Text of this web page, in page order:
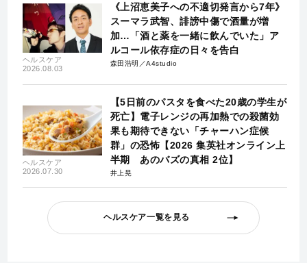
ヘルスケア
2026.08.03
《上沼恵美子への不適切発言から7年》
スーマラ武智、誹謗中傷で酒量が増
加…「酒と薬を一緒に飲んでいた」ア
ルコール依存症の日々を告白
森田浩明／A4studio
ヘルスケア
2026.07.30
【5日前のパスタを食べた20歳の学生が
死亡】電子レンジの再加熱での殺菌効
果も期待できない「チャーハン症候
群」の恐怖【2026 集英社オンライン上
半期 あのバズの真相 2位】
井上晃
ヘルスケア一覧を見る